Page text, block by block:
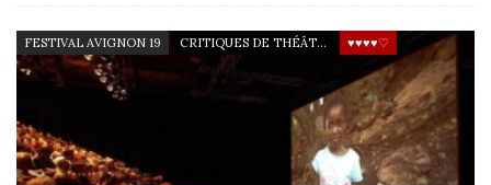
FESTIVAL AVIGNON 19 CRITIQUES DE THÉÂTRE ♥♥♥♥♡